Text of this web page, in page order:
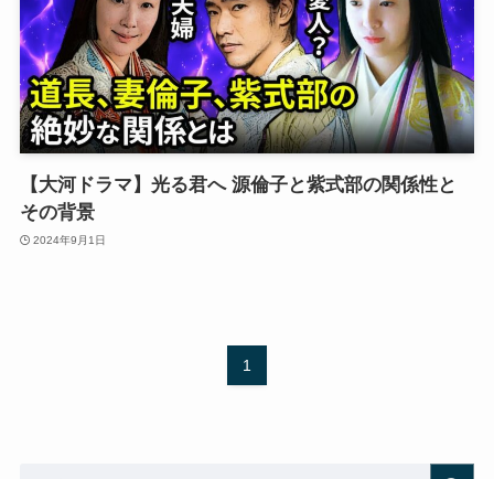
【大河ドラマ】光る君へ 源倫子と紫式部の関係性と
その背景
2024年9月1日
1